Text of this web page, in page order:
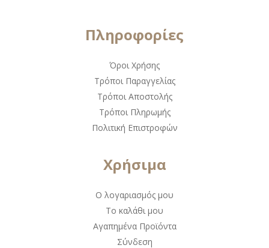
Πληροφορίες
Όροι Χρήσης
Τρόποι Παραγγελίας
Τρόποι Αποστολής
Τρόποι Πληρωμής
Πολιτική Επιστροφών
Χρήσιμα
Ο λογαριασμός μου
Το καλάθι μου
Αγαπημένα Προϊόντα
Σύνδεση